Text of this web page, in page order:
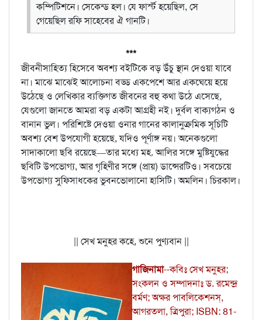
কম্পিটিশনে। সেকেন্ড হল। যে ফার্স্ট হয়েছিল, সে
গেয়েছিল রফি সাহেবের ঐ গানটি।
***
জীবনীসাহিত্য হিসেবে অবশ্য বইটিকে বড় উঁচু স্থান দেওয়া যাবে
না। মাঝে মাঝেই আলোচনা বড্ড একপেশে আর একঘেয়ে হয়ে
উঠেছে ও লেখিকার ব্যক্তিগত জীবনের বহু কথা উঠে এসেছে,
যেগুলো জানতে আমরা বড় একটা আগ্রহী নই। দুর্বল বাক্যগঠন ও
বানান ভুল। পরিশিষ্টে দেওয়া ওনার গানের কালানুক্রমিক সূচিটি
অবশ্য বেশ উপযোগী হয়েছে, যদিও পূর্ণাঙ্গ নয়। অনেকগুলো
সাদাকালো ছবি রয়েছে—তার মধ্যে মহ. আলির সঙ্গে মুষ্টিযুদ্ধের
ছবিটি উপভোগ্য, আর গৃহিণীর সঙ্গে (প্রায়) ডান্সেরটিও। সবচেয়ে
উপভোগ্য সুফিসাধকের ভুবনভোলানো হাসিটি। অমলিন। চিরকাল।
|| সেখ মনুহর কহে, শুনে পুণ্যবান ||
গাজিনামা--কবিঃ সেখ মনুহর;
সংকলন ও সম্পাদনাঃ ড. রমেন্দ্র
বর্মণ; অক্ষর পাবলিকেশনস্‌,
আগরতলা, ত্রিপুরা; ISBN: 81-